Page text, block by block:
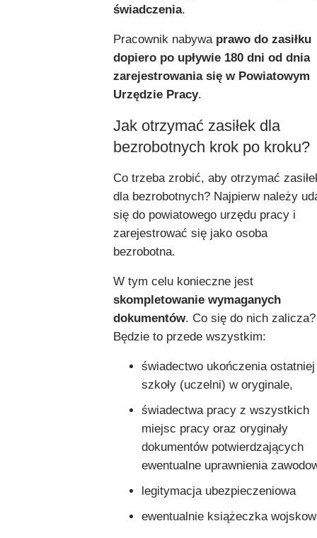
świadczenia.
Pracownik nabywa prawo do zasiłku
dopiero po upływie 180 dni od dnia
zarejestrowania się w Powiatowym
Urzędzie Pracy.
Jak otrzymać zasiłek dla
bezrobotnych krok po kroku?
Co trzeba zrobić, aby otrzymać
dla bezrobotnych? Najpierw należy
się do powiatowego urzędu pracy i
zarejestrować się jako osoba
bezrobotna.
W tym celu konieczne jest
skompletowanie wymaganych
dokumentów. Co się do nich zalicza?
Będzie to przede wszystkim:
świadectwo ukończenia ostatniej
szkoły (uczelni) w oryginale,
świadectwa pracy z wszystkich
miejsc pracy oraz oryginały
dokumentów potwierdzających
ewentualne uprawnienia
legitymacja ubezpieczeniowa
ewentualnie książeczka